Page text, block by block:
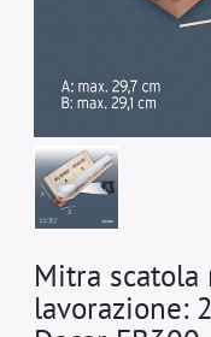
Mitra scatola
lavorazione: